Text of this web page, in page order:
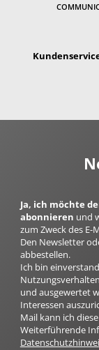
Ja, ich möchte
abonnieren und
zum Zweck des
Den Newsletter
abbestellen.
Ich bin
und ausgewertet
Interessen
Mail kann ich
Weiterführende